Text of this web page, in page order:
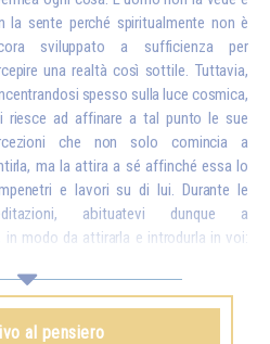
la sente perché spiritualmente non è
sviluppato a sufficienza per
una realtà così sottile. Tuttavia,
spesso sulla luce cosmica,
riesce ad affinare a tal punto le sue
che non solo comincia a
ma la attira a sé affinché essa lo
e lavori su di lui. Durante le
abituatevi dunque a
modo da attirarla e introdurla in voi:
più pure. E una volta che avrete
esercitarvi a inviare quella luce nel
esseri umani.*
al pensiero